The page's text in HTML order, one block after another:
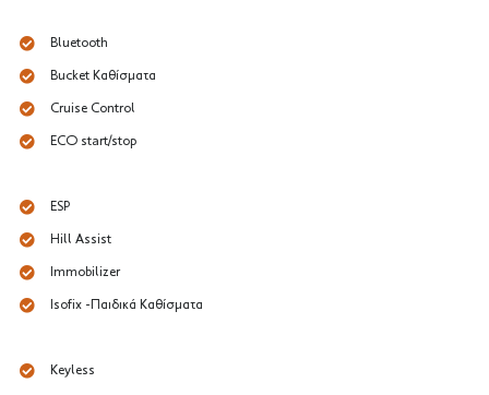
Bluetooth
Bucket Καθίσματα
Cruise Control
ECO start/stop
ESP
Hill Assist
Immobilizer
Isofix -Παιδικά Καθίσματα
Keyless